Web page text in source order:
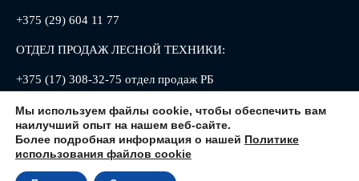
+375 (29) 604 11 77
ОТДЕЛ ПРОДАЖ ЛЕСНОЙ ТЕХНИКИ:
+375 (17) 308-32-75 отдел продаж РБ
+375 (17) 308-32-88 отдел продаж РФ
Мы используем файлы cookie, чтобы обеспечить вам
наилучший опыт на нашем веб-сайте.
Более подробная информация о нашей Политике
использования файлов cookie